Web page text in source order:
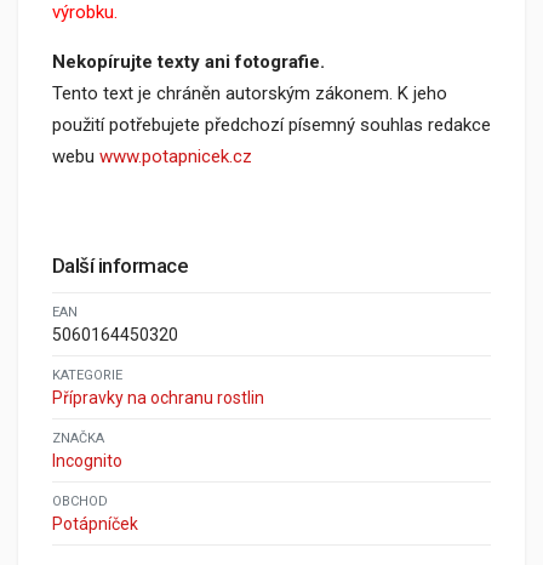
výrobku.
Nekopírujte texty ani fotografie.
Tento text je chráněn autorským zákonem. K jeho
použití potřebujete předchozí písemný souhlas redakce
webu www.potapnicek.cz
Další informace
EAN
5060164450320
KATEGORIE
Přípravky na ochranu rostlin
ZNAČKA
Incognito
OBCHOD
Potápníček